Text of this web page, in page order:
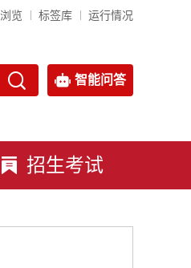
览 标签库 运行情况
智能问答
招生考试